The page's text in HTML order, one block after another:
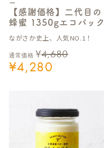
ー
【感謝価格】二代目の
蜂蜜 1350gエコパック
ながさか史上、人気NO.1！
通常価格 ¥4,680
¥4,280